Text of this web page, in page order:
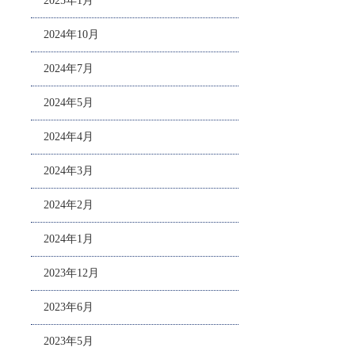
2024年10月
2024年7月
2024年5月
2024年4月
2024年3月
2024年2月
2024年1月
2023年12月
2023年6月
2023年5月